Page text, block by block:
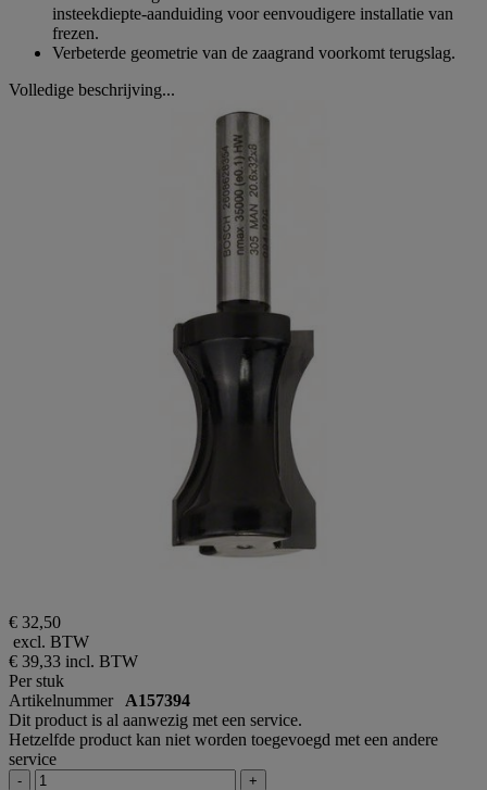
insteekdiepte-aanduiding voor eenvoudigere installatie van
frezen.
Verbeterde geometrie van de zaagrand voorkomt terugslag.
Volledige beschrijving...
€ 32,50
excl. BTW
€ 39,33 incl. BTW
Per stuk
Artikelnummer A157394
Dit product is al aanwezig met een service.
Hetzelfde product kan niet worden toegevoegd met een andere
service
- +